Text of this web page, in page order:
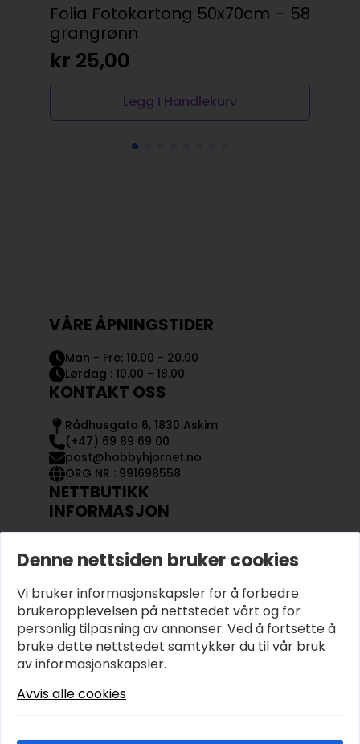
Folia Fotokartong 50x70cm – 58
grangrønn
kr 25,00
Legg I Handlekurv
VÅRE ÅPNINGSTIDER
Man - Fre: 10.00 - 20.00
Lørdag : 10.00 - 18.00
KONTAKT OSS
Rådhusgata 6, 1830 Askim
(+47) 69 89 69 00
post@hobbyhjornet.no
ORG NR : 991698558
NETTBUTIKK
INFORMASJON
OM OSS
KJØPSVILKÅR OG BETINGELSER
PERSONVERN
Denne nettsiden bruker cookies
Vi bruker informasjonskapsler for å forbedre
brukeropplevelsen på nettstedet vårt og for
personlig tilpasning av annonser. Ved å fortsette å
bruke dette nettstedet samtykker du til vår bruk
av informasjonskapsler.
Avvis alle cookies